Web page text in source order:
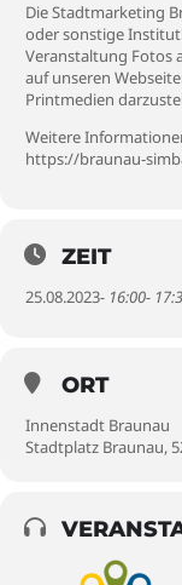
Die Stadtmarketing
oder sonstige
Veranstaltung Fotos
auf unseren
Printmedien
Weitere
https://braunau-
ZEIT
25.08.2023- 16:00-
ORT
Innenstadt Braunau
Stadtplatz Braunau,